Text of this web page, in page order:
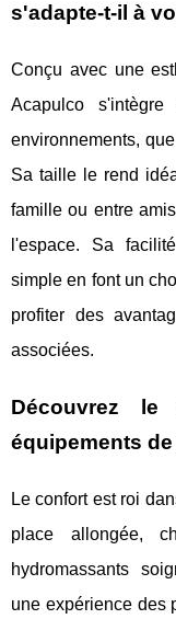
s'adapte-t-il à
Conçu avec une
Acapulco s'intègre
environnements,
Sa taille le rend
famille ou entre
l'espace. Sa
simple en font un
profiter des
associées.
Découvrez
équipements
Le confort est roi
place allongée,
hydromassants
une expérience des